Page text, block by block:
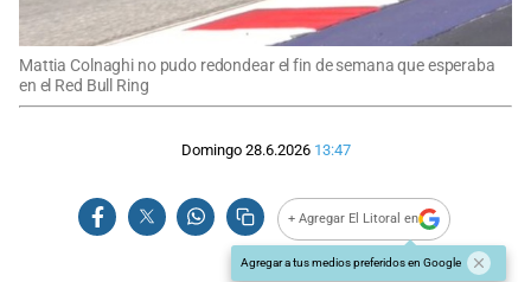
Mattia Colnaghi no pudo redondear el fin de semana que esperaba
en el Red Bull Ring
Domingo 28.6.2026 13:47
+ Agregar El Litoral en
Agregar a tus medios preferidos en Google